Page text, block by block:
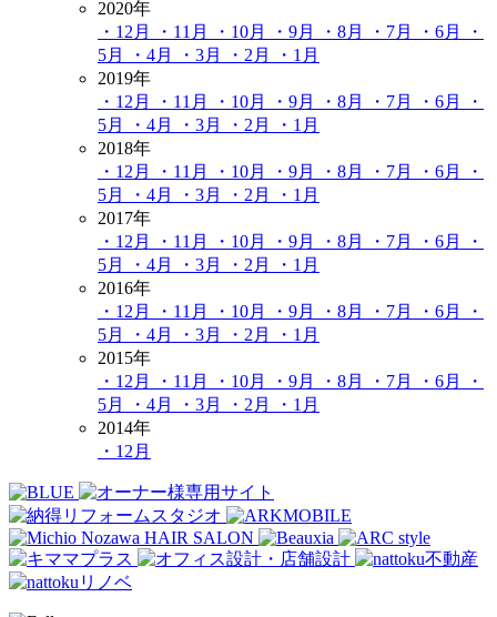
2020年
・12月
・11月 ・10月 ・9月 ・8月 ・7月 ・6月
・
5月
・4月 ・3月 ・2月
・1月
2019年
・12月
・11月 ・10月 ・9月 ・8月 ・7月 ・6月
・
5月
・4月 ・3月 ・2月
・1月
2018年
・12月
・11月 ・10月 ・9月 ・8月 ・7月 ・6月
・
5月
・4月 ・3月 ・2月
・1月
2017年
・12月
・11月 ・10月 ・9月 ・8月 ・7月 ・6月
・
5月
・4月 ・3月 ・2月
・1月
2016年
・12月
・11月 ・10月 ・9月 ・8月 ・7月 ・6月
・
5月
・4月 ・3月 ・2月
・1月
2015年
・12月
・11月 ・10月 ・9月 ・8月 ・7月 ・6月
・
5月
・4月 ・3月 ・2月
・1月
2014年
・12月